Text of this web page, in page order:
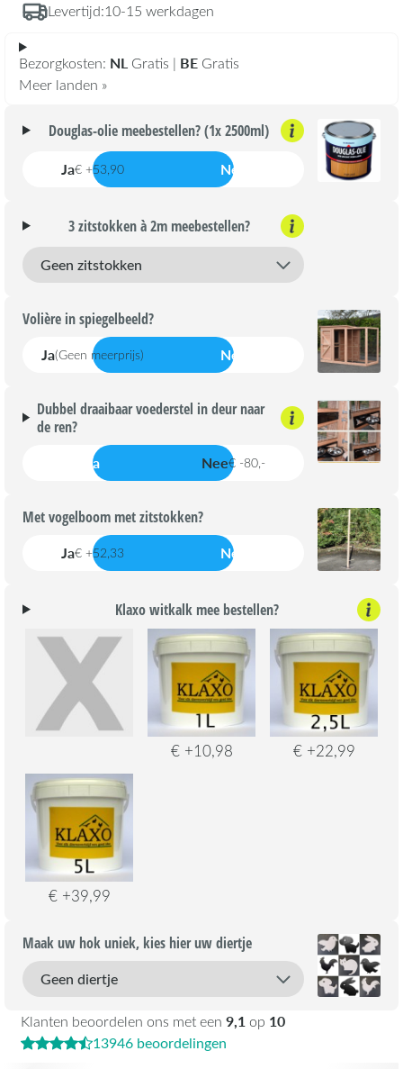
Levertijd:10-15 werkdagen
Bezorgkosten: NL Gratis | BE Gratis
Meer landen »
Klanten beoordelen ons met een 9,1 op 10
13946 beoordelingen
Douglas-olie meebestellen? (1x 2500ml)
Ja€ +53,90 Nee
3 zitstokken à 2m meebestellen?
Volière in spiegelbeeld?
Ja(Geen meerprijs) Nee
Dubbel draaibaar voederstel in deur naar
de ren?
Ja Nee€ -80,-
Met vogelboom met zitstokken?
Ja€ +52,33 Nee
Klaxo witkalk mee bestellen?
€ +10,98 € +22,99
€ +39,99
Maak uw hok uniek, kies hier uw diertje